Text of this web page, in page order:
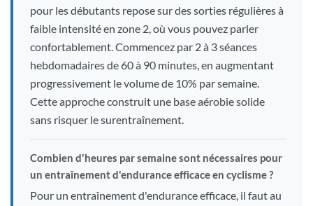
pour les débutants repose sur des sorties régulières à
faible intensité en zone 2, où vous pouvez parler
confortablement. Commencez par 2 à 3 séances
hebdomadaires de 60 à 90 minutes, en augmentant
progressivement le volume de 10% par semaine.
Cette approche construit une base aérobie solide
sans risquer le surentraînement.
Combien d'heures par semaine sont nécessaires pour
un entraînement d'endurance efficace en cyclisme ?
Pour un entraînement d'endurance efficace, il faut au